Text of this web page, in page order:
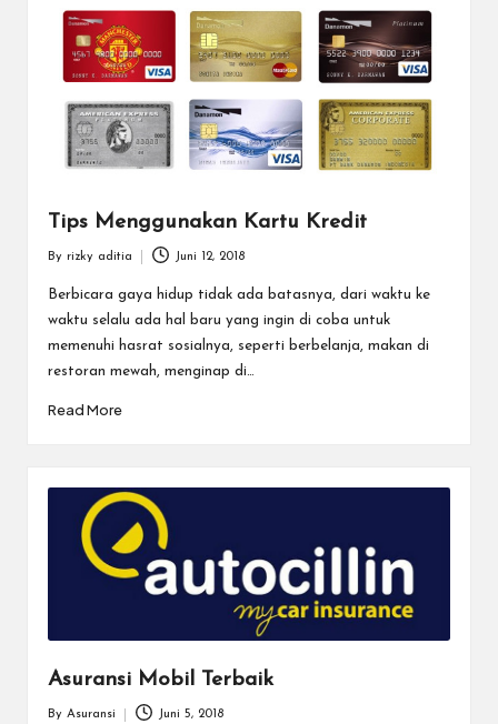
Tips Menggunakan Kartu Kredit
Posted
by
By rizky aditia Juni 12, 2018
Berbicara gaya hidup tidak ada batasnya, dari waktu ke
waktu selalu ada hal baru yang ingin di coba untuk
memenuhi hasrat sosialnya, seperti berbelanja, makan di
restoran mewah, menginap di…
Read More
Asuransi Mobil Terbaik
By Asuransi Juni 5, 2018